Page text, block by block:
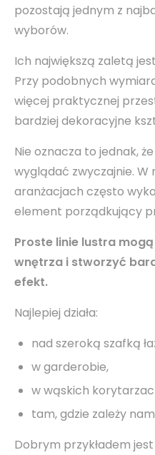
pozostają jednym z
wyborów.
Ich największą zaletą
Przy podobnych
więcej praktycznej
bardziej dekoracyjne
Nie oznacza to jednak,
wyglądać zwyczajnie. W
aranżacjach często
element porządkujący
Proste linie lustra
wnętrza i stworzyć
efekt.
Najlepiej działa:
nad szeroką szafką
w garderobie,
w wąskich
tam, gdzie zależy
Dobrym przykładem jest